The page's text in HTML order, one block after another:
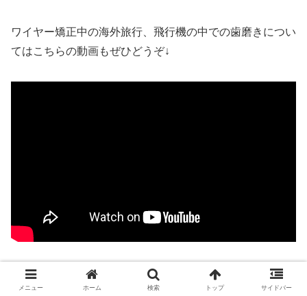
ワイヤー矯正中の海外旅行、飛行機の中での歯磨きについ
てはこちらの動画もぜひどうぞ↓
メニュー ホーム 検索 トップ サイドバー